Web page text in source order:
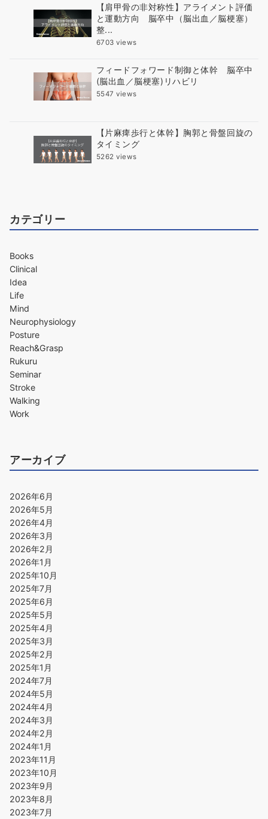
【肩甲骨の非対称性】アライメント評価
と運動方向 脳卒中（脳出血／脳梗塞）
整...
6703 views
フィードフォワード制御と体幹 脳卒中
(脳出血／脳梗塞)リハビリ
5547 views
【片麻痺歩行と体幹】胸郭と骨盤回旋の
タイミング
5262 views
カテゴリー
Books
Clinical
Idea
Life
Mind
Neurophysiology
Posture
Reach&Grasp
Rukuru
Seminar
Stroke
Walking
Work
アーカイブ
2026年6月
2026年5月
2026年4月
2026年3月
2026年2月
2026年1月
2025年10月
2025年7月
2025年6月
2025年5月
2025年4月
2025年3月
2025年2月
2025年1月
2024年7月
2024年5月
2024年4月
2024年3月
2024年2月
2024年1月
2023年11月
2023年10月
2023年9月
2023年8月
2023年7月